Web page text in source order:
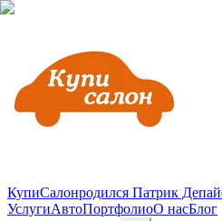
КупиСалонродился Патрик
УслугиАвтоПортфолиоО насБлог